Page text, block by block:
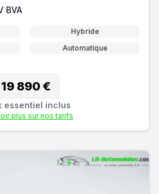
BVA
Hybride
Automatique
19 890 €
essentiel inclus
plus sur nos tarifs